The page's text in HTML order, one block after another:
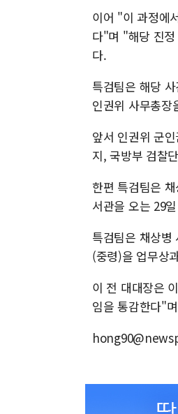
이어 "이 과정에
다"며 "해당 진
다.
특검팀은 해당
인권위 사무총장
앞서 인권위 군
지, 국방부 검찰
한편 특검팀은
서관을 오는 29
특검팀은 채상병
(중령)을 업무상
이 전 대대장은
임을 통감한다"